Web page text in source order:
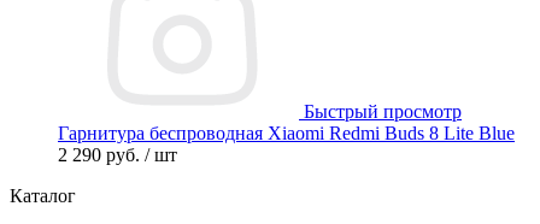
Быстрый просмотр
Гарнитура беспроводная Xiaomi Redmi Buds 8 Lite Blue
2 290 руб. / шт
Каталог